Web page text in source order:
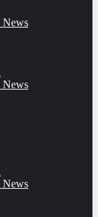
News
News
News